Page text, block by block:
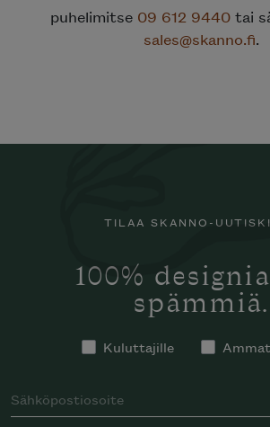
puhelimitse 09 612 9440tai
sales@skanno.fi.
TILAA SKANNO-
100%
spämmiä.
Kuluttajille